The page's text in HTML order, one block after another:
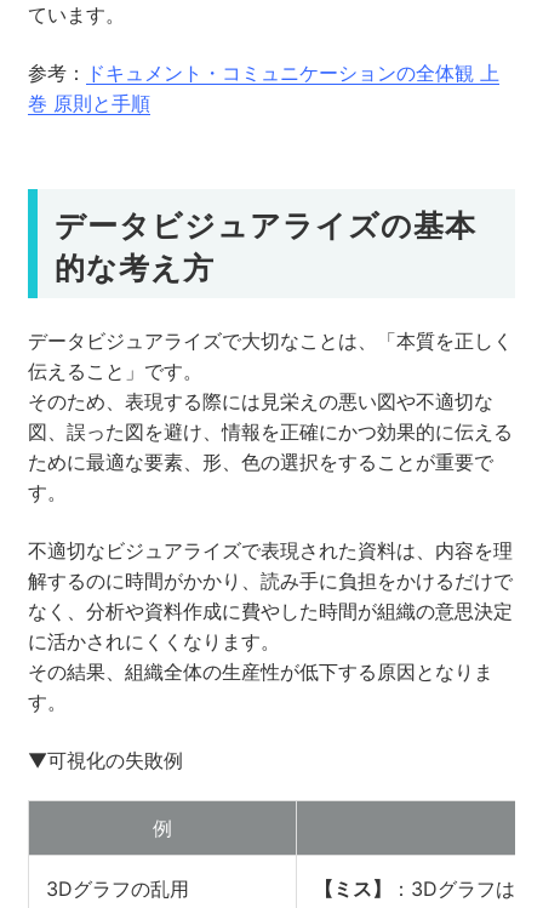
ています。
参考： ドキュメント・コミュニケーションの全体観 上
巻 原則と手順
データビジュアライズの基本
的な考え方
データビジュアライズで大切なことは、「本質を正しく
伝えること」です。
そのため、表現する際には見栄えの悪い図や不適切な
図、誤った図を避け、情報を正確にかつ効果的に伝える
ために最適な要素、形、色の選択をすることが重要で
す。
不適切なビジュアライズで表現された資料は、内容を理
解するのに時間がかかり、読み手に負担をかけるだけで
なく、分析や資料作成に費やした時間が組織の意思決定
に活かされにくくなります。
その結果、組織全体の生産性が低下する原因となりま
す。
▼可視化の失敗例
例
3Dグラフの乱用 【ミス】
：3Dグラフは